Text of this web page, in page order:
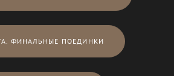
ФИНАЛЬНЫЕ ПОЕДИНКИ